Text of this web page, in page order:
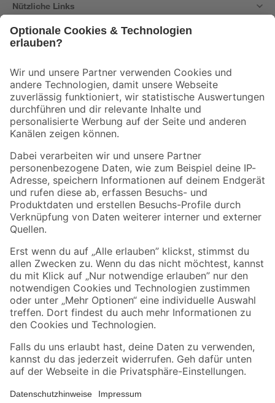
Nützliche Links
Der toom Newsletter: Keine Angebote und Aktionen mehr verpassen!
Zur Newsletter Anmeldung
Folge uns
Zahlungsarten Versandarten
Sicher einkaufen
Jetzt die toom-App herunterladen
Alle Preisangaben in EUR inkl. gesetzl. MwSt.. Die dargestellten Angebote sind unter
Umständen nicht in allen Märkten verfügbar. Die angegebenen Verfügbarkeiten beziehen
Produkte nur solange der Vorrat reicht.
*Paketversand ab 59 € versandkostenfrei, gilt nicht für Artikel mit Speditionsversand, hier